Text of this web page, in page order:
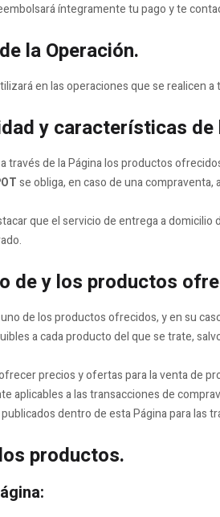
íntegramente tu pago y te
la Operación.
en las operaciones que se realicen
y características
través de la Página los productos
se obliga, en caso de una
que el servicio de entrega a
de y los productos
de los productos ofrecidos, y en su
a cada producto del que se trate,
precios y ofertas para la venta de
aplicables a las transacciones de
dentro de esta Página para las
productos.